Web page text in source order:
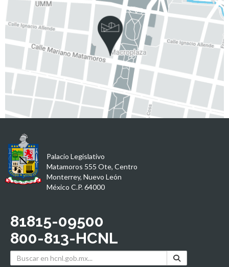
Palacio Legislativo
Matamoros 555 Ote, Centro
Monterrey, Nuevo León
México C.P. 64000
81815-09500
800-813-HCNL